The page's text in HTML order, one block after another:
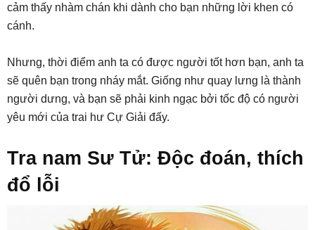
cảm thấy nhàm chán khi dành cho bạn những lời khen có
cánh.
Nhưng, thời điểm anh ta có được người tốt hơn bạn, anh ta
sẽ quên bạn trong nháy mắt. Giống như quay lưng là thành
người dưng, và bạn sẽ phải kinh ngạc bởi tốc độ có người
yêu mới của trai hư Cự Giải đấy.
Tra nam Sư Tử: Độc đoán, thích
đổ lỗi